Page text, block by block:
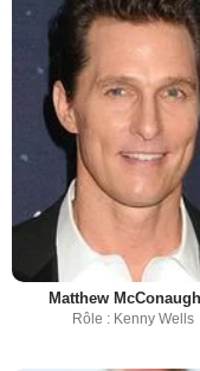
Matthew
Rôle : Kenny Wells